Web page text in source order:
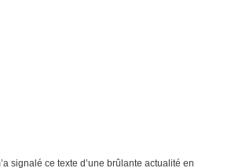
signalé ce texte d’une brûlante actualité en